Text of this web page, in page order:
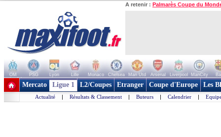
A retenir : Palmarès Coupe du
OM PSG Lyon Lille Monaco Chelsea Man Utd Arsenal Liverpool ManCity
+ de clubs
Mercato Ligue 1 L2/Coupes Etranger Coupe d'Europe Les
Actualité | Résultats & Classement | Buteurs | Calendrier |